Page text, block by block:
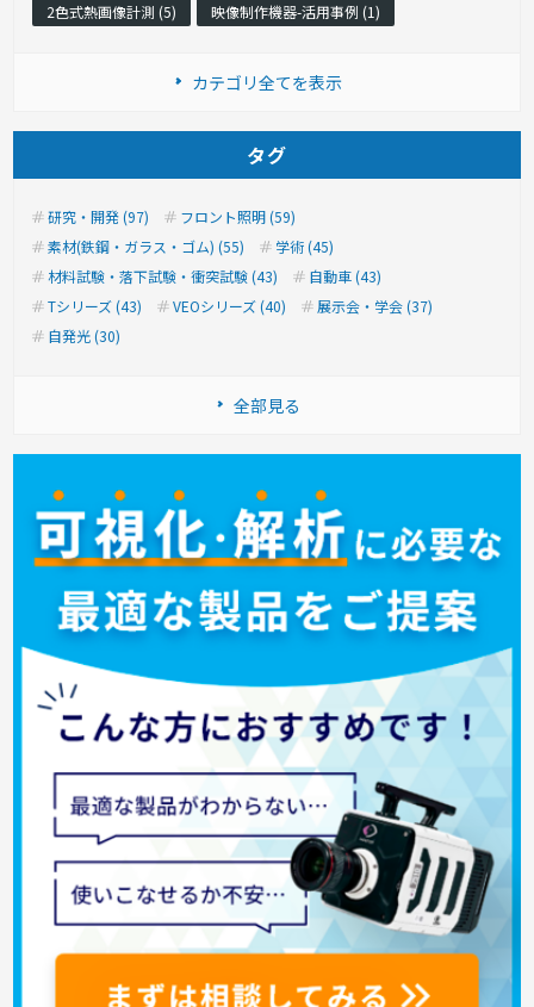
2色式熱画像計測 (5)
映像制作機器-活用事例 (1)
カテゴリ全てを表示
タグ
研究・開発 (97)
フロント照明 (59)
素材(鉄鋼・ガラス・ゴム) (55)
学術 (45)
材料試験・落下試験・衝突試験 (43)
自動車 (43)
Tシリーズ (43)
VEOシリーズ (40)
展示会・学会 (37)
自発光 (30)
全部見る